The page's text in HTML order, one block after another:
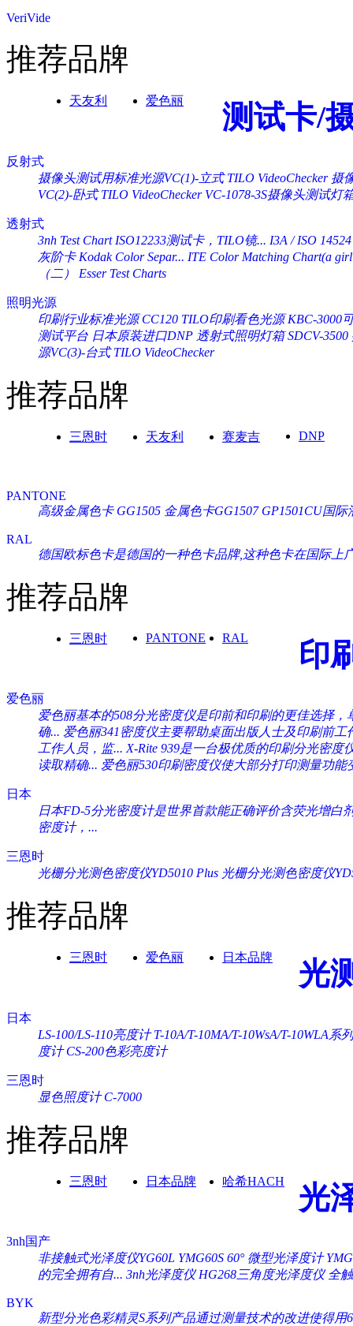
VeriVide
推荐品牌
天友利 爱色丽 测试卡/
反射式
摄像头测试用标准光源VC(1)-立式 TILO VideoChecker 摄
VC(2)-卧式 TILO VideoChecker VC-1078-3S摄像头测试灯
透射式
3nh Test Chart ISO12233测试卡，TILO镜... I3A / ISO
灰阶卡 Kodak Color Separ... ITE Color Matching Chart(a
（二） Esser Test Charts
照明光源
印刷行业标准光源 CC120 TILO印刷看色光源 KBC-3000
测试平台 日本原装进口DNP 透射式照明灯箱 SDCV-3500
源VC(3)-台式 TILO VideoChecker
推荐品牌
三恩时 天友利 赛麦吉 DNP
PANTONE
高级金属色卡 GG1505 金属色卡GG1507 GP1501CU国
RAL
德国欧标色卡是德国的一种色卡品牌,这种色卡在国际上
推荐品牌
三恩时 PANTONE RAL 印
爱色丽
爱色丽基本的508分光密度仪是印前和印刷的更佳选择，
确... 爱色丽341密度仪主要帮助桌面出版人士及印刷前工
工作人员，监... X-Rite 939是一台极优质的印刷分光密度
读取精确... 爱色丽530印刷密度仪使大部分打印测量功能
日本
日本FD-5分光密度计是世界首款能正确评价含荧光增白
密度计，...
三恩时
光栅分光测色密度仪YD5010 Plus 光栅分光测色密度仪
推荐品牌
三恩时 爱色丽 日本品牌 光
日本
LS-100/LS-110亮度计 T-10A/T-10MA/T-10WsA/T-10WLA系
度计 CS-200色彩亮度计
三恩时
显色照度计 C-7000
推荐品牌
三恩时 日本品牌 哈希HACH 光
3nh国产
非接触式光泽度仪YG60L YMG60S 60° 微型光泽度计
的完全拥有自... 3nh光泽度仪 HG268三角度光泽度仪 全
BYK
新型分光色彩精灵S系列产品通过测量技术的改进使得用